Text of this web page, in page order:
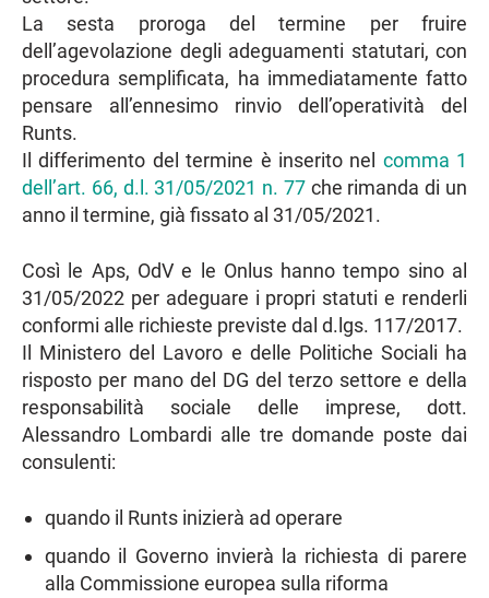
La sesta proroga del termine per fruire
dell’agevolazione degli adeguamenti statutari, con
procedura semplificata, ha immediatamente fatto
pensare all’ennesimo rinvio dell’operatività del
Runts.
Il differimento del termine è inserito nel comma 1
dell’art. 66, d.l. 31/05/2021 n. 77che rimanda di un
anno il termine, già fissato al 31/05/2021.
Così le Aps, OdV e le Onlus hanno tempo sino al
31/05/2022 per adeguare i propri statuti e renderli
conformi alle richieste previste dal d.lgs. 117/2017.
Il Ministero del Lavoro e delle Politiche Sociali ha
risposto per mano del DG del terzo settore e della
responsabilità sociale delle imprese, dott.
Alessandro Lombardi alle tre domande poste dai
consulenti:
quando il Runts inizierà ad operare
quando il Governo invierà la richiesta di parere
alla Commissione europea sulla riforma